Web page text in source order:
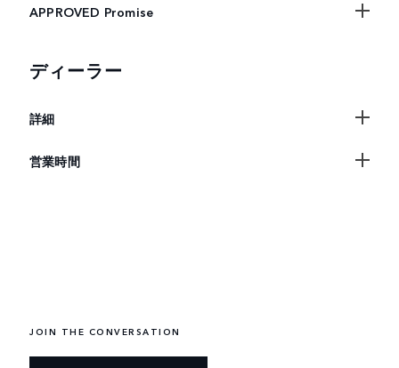
APPROVED Promise
ディーラー
詳細
営業時間
JOIN THE CONVERSATION